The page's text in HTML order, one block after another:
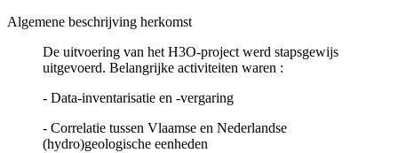
Algemene beschrijving herkomst
De uitvoering van het H3O-project werd stapsgewijs
uitgevoerd. Belangrijke activiteiten waren :
- Data-inventarisatie en -vergaring
- Correlatie tussen Vlaamse en Nederlandse
(hydro)geologische eenheden